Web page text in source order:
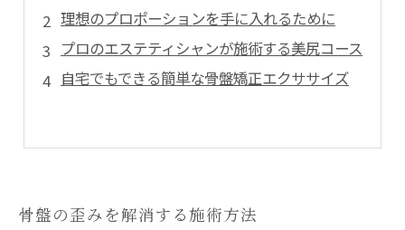
理想のプロポーションを手に入れるために
プロのエステティシャンが施術する美尻コース
自宅でもできる簡単な骨盤矯正エクササイズ
骨盤の歪みを解消する施術方法